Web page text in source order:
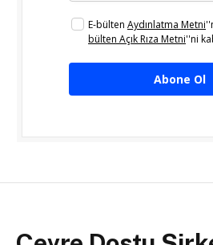
E-bülten Aydınlatma Metni
bülten Açık Rıza Metni''ni
Abone Ol